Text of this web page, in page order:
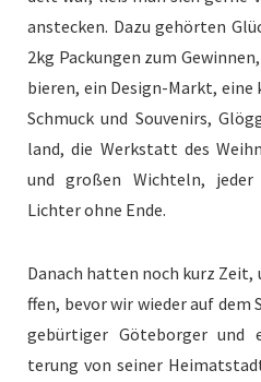
ansteck­en. Dazu gehörten
2kg Pack­un­gen zum
bieren, ein Design-Markt,
Schmuck und Sou­venirs,
land, die Werk­statt des
und großen Wichteln, jed­er
Lichter ohne Ende.
Danach hat­ten noch kurz
f­fen, bevor wir wieder auf dem
gebür­tiger Göte­borg­er
terung von sein­er